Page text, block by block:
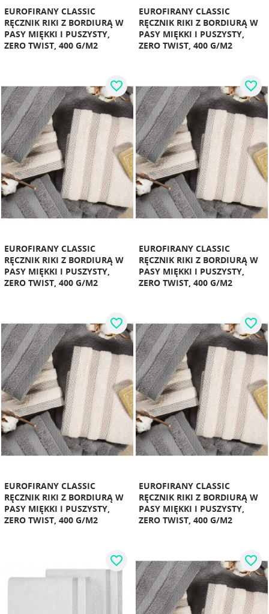
EUROFIRANY CLASSIC
RĘCZNIK RIKI Z BORDIURĄ W
PASY MIĘKKI I PUSZYSTY,
ZERO TWIST, 400 G/M2
EUROFIRANY CLASSIC
RĘCZNIK RIKI Z BORDIURĄ W
PASY MIĘKKI I PUSZYSTY,
ZERO TWIST, 400 G/M2
EUROFIRANY CLASSIC
RĘCZNIK RIKI Z BORDIURĄ W
PASY MIĘKKI I PUSZYSTY,
ZERO TWIST, 400 G/M2
favorite_border
EUROFIRANY CLASSIC
RĘCZNIK RIKI Z BORDIURĄ W
PASY MIĘKKI I PUSZYSTY,
ZERO TWIST, 400 G/M2
favorite_border
EUROFIRANY CLASSIC
RĘCZNIK RIKI Z BORDIURĄ W
PASY MIĘKKI I PUSZYSTY,
ZERO TWIST, 400 G/M2
favorite_border
EUROFIRANY CLASSIC
RĘCZNIK RIKI Z BORDIURĄ W
PASY MIĘKKI I PUSZYSTY,
ZERO TWIST, 400 G/M2
favorite_border
favorite_border favorite_border